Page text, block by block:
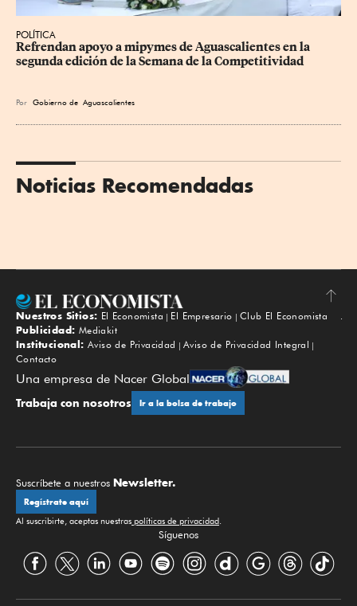
POLÍTICA
Refrendan apoyo a mipymes de Aguascalientes en la
segunda edición de la Semana de la Competitividad
Por Gobierno de Aguascalientes
Noticias Recomendadas
Subir
Nuestros Sitios: El Economista El Empresario
Club El Economista
Publicidad: Mediakit
Institucional: Aviso de Privacidad
Aviso de Privacidad Integral
Contacto
Una empresa de Nacer Global
Trabaja con nosotros Ir a la bolsa de trabajo
Suscríbete a nuestros Newsletter.
Regístrate aquí
Al suscribirte, aceptas nuestras políticas de privacidad.
Síguenos